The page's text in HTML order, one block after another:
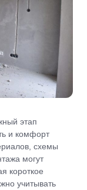
этап
и комфорт
схемы
могут
короткое
учитывать